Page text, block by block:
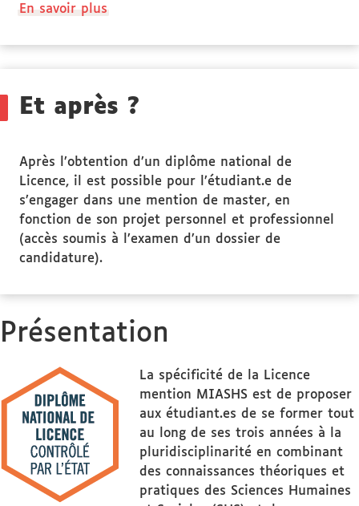
En savoir plus
des
Et après ?
Après l’obtention d’un diplôme national de
Licence, il est possible pour l’étudiant.e de
s’engager dans une mention de master, en
fonction de son projet personnel et professionnel
(accès soumis à l’examen d’un dossier de
candidature).
Présentation
La spécificité de la Licence
mention MIASHS est de proposer
aux étudiant.es de se former tout
au long de ses trois années à la
pluridisciplinarité en combinant
des connaissances théoriques et
pratiques des Sciences Humaines